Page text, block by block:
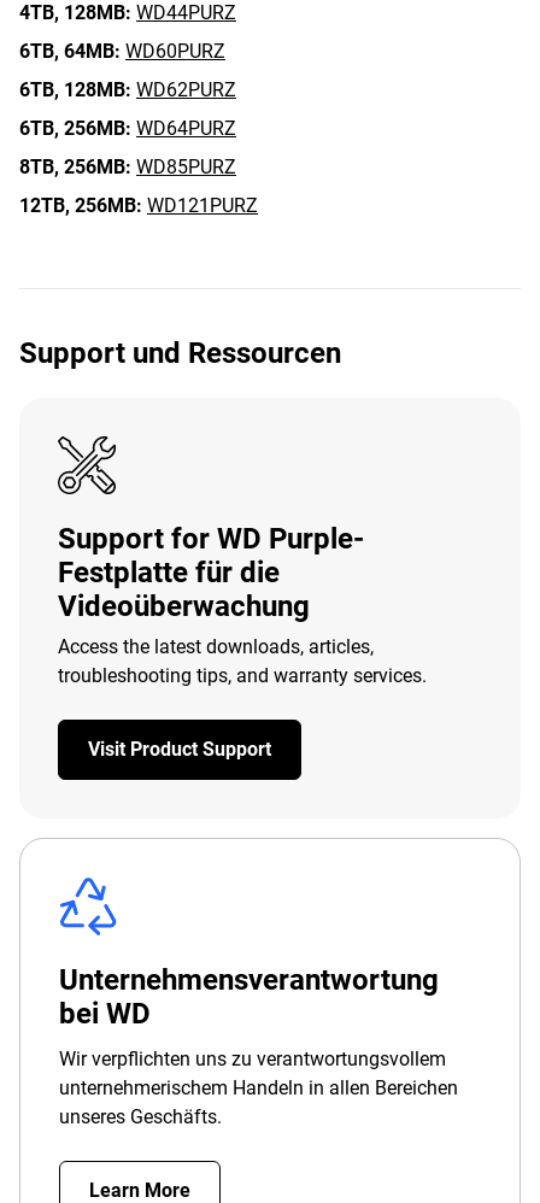
4TB, 128MB: WD44PURZ
6TB, 64MB: WD60PURZ
6TB, 128MB: WD62PURZ
6TB, 256MB: WD64PURZ
8TB, 256MB: WD85PURZ
12TB, 256MB: WD121PURZ
Support und Ressourcen
Support for WD Purple-
Festplatte für die
Videoüberwachung
Access the latest downloads, articles,
troubleshooting tips, and warranty services.
Visit Product Support
Unternehmensverantwortung
bei WD
Wir verpflichten uns zu verantwortungsvollem
unternehmerischem Handeln in allen Bereichen
unseres Geschäfts.
Learn More